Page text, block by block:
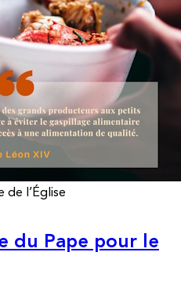
de l’Église
du Pape pour le